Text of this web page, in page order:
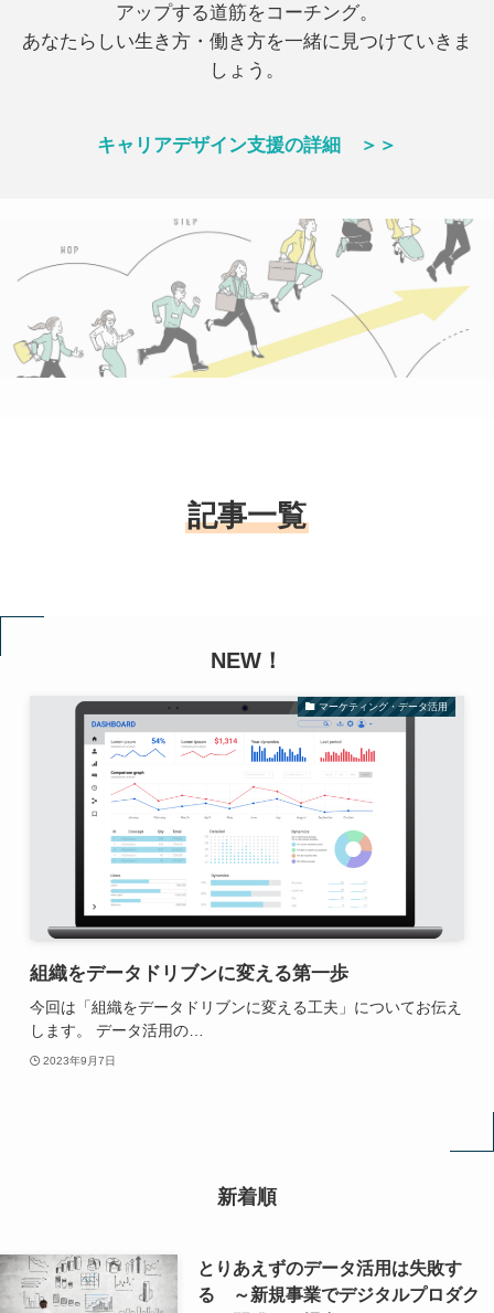
アップする道筋をコーチング。
あなたらしい生き方・働き方を一緒に見つけていきま
しょう。
キャリアデザイン支援の詳細 ＞＞
記事一覧
NEW！
マーケティング・データ活用
組織をデータドリブンに変える第一歩
今回は「組織をデータドリブンに変える工夫」についてお伝え
します。 データ活用の…
2023年9月7日
新着順
とりあえずのデータ活用は失敗す
る ～新規事業でデジタルプロダク